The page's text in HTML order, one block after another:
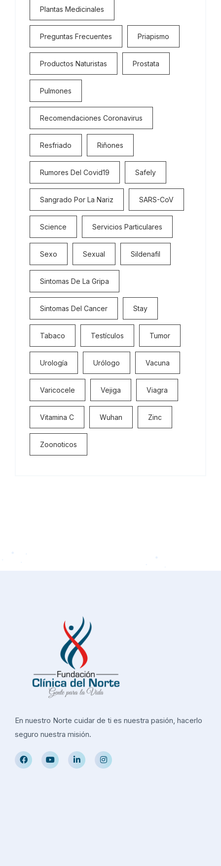
Plantas Medicinales
Preguntas Frecuentes Priapismo
Productos Naturistas Prostata
Pulmones
Recomendaciones Coronavirus
Resfriado Riñones
Rumores Del Covid19 Safely
Sangrado Por La Nariz SARS-CoV
Science Servicios Particulares
Sexo Sexual Sildenafil
Sintomas De La Gripa
Sintomas Del Cancer Stay
Tabaco Testículos Tumor
Urología Urólogo Vacuna
Varicocele Vejiga Viagra
Vitamina C Wuhan Zinc
Zoonoticos
En nuestro Norte cuidar de ti es nuestra pasión, hacerlo
seguro nuestra misión.